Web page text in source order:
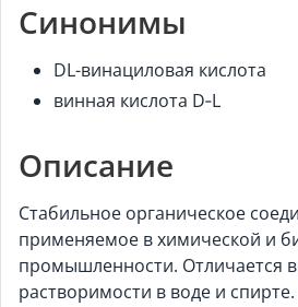
Синонимы
DL-винациловая кислота
винная кислота D‑L
Описание
Стабильное органическое
применяемое в химической и
промышленности. Отличается
растворимости в воде и спирте.